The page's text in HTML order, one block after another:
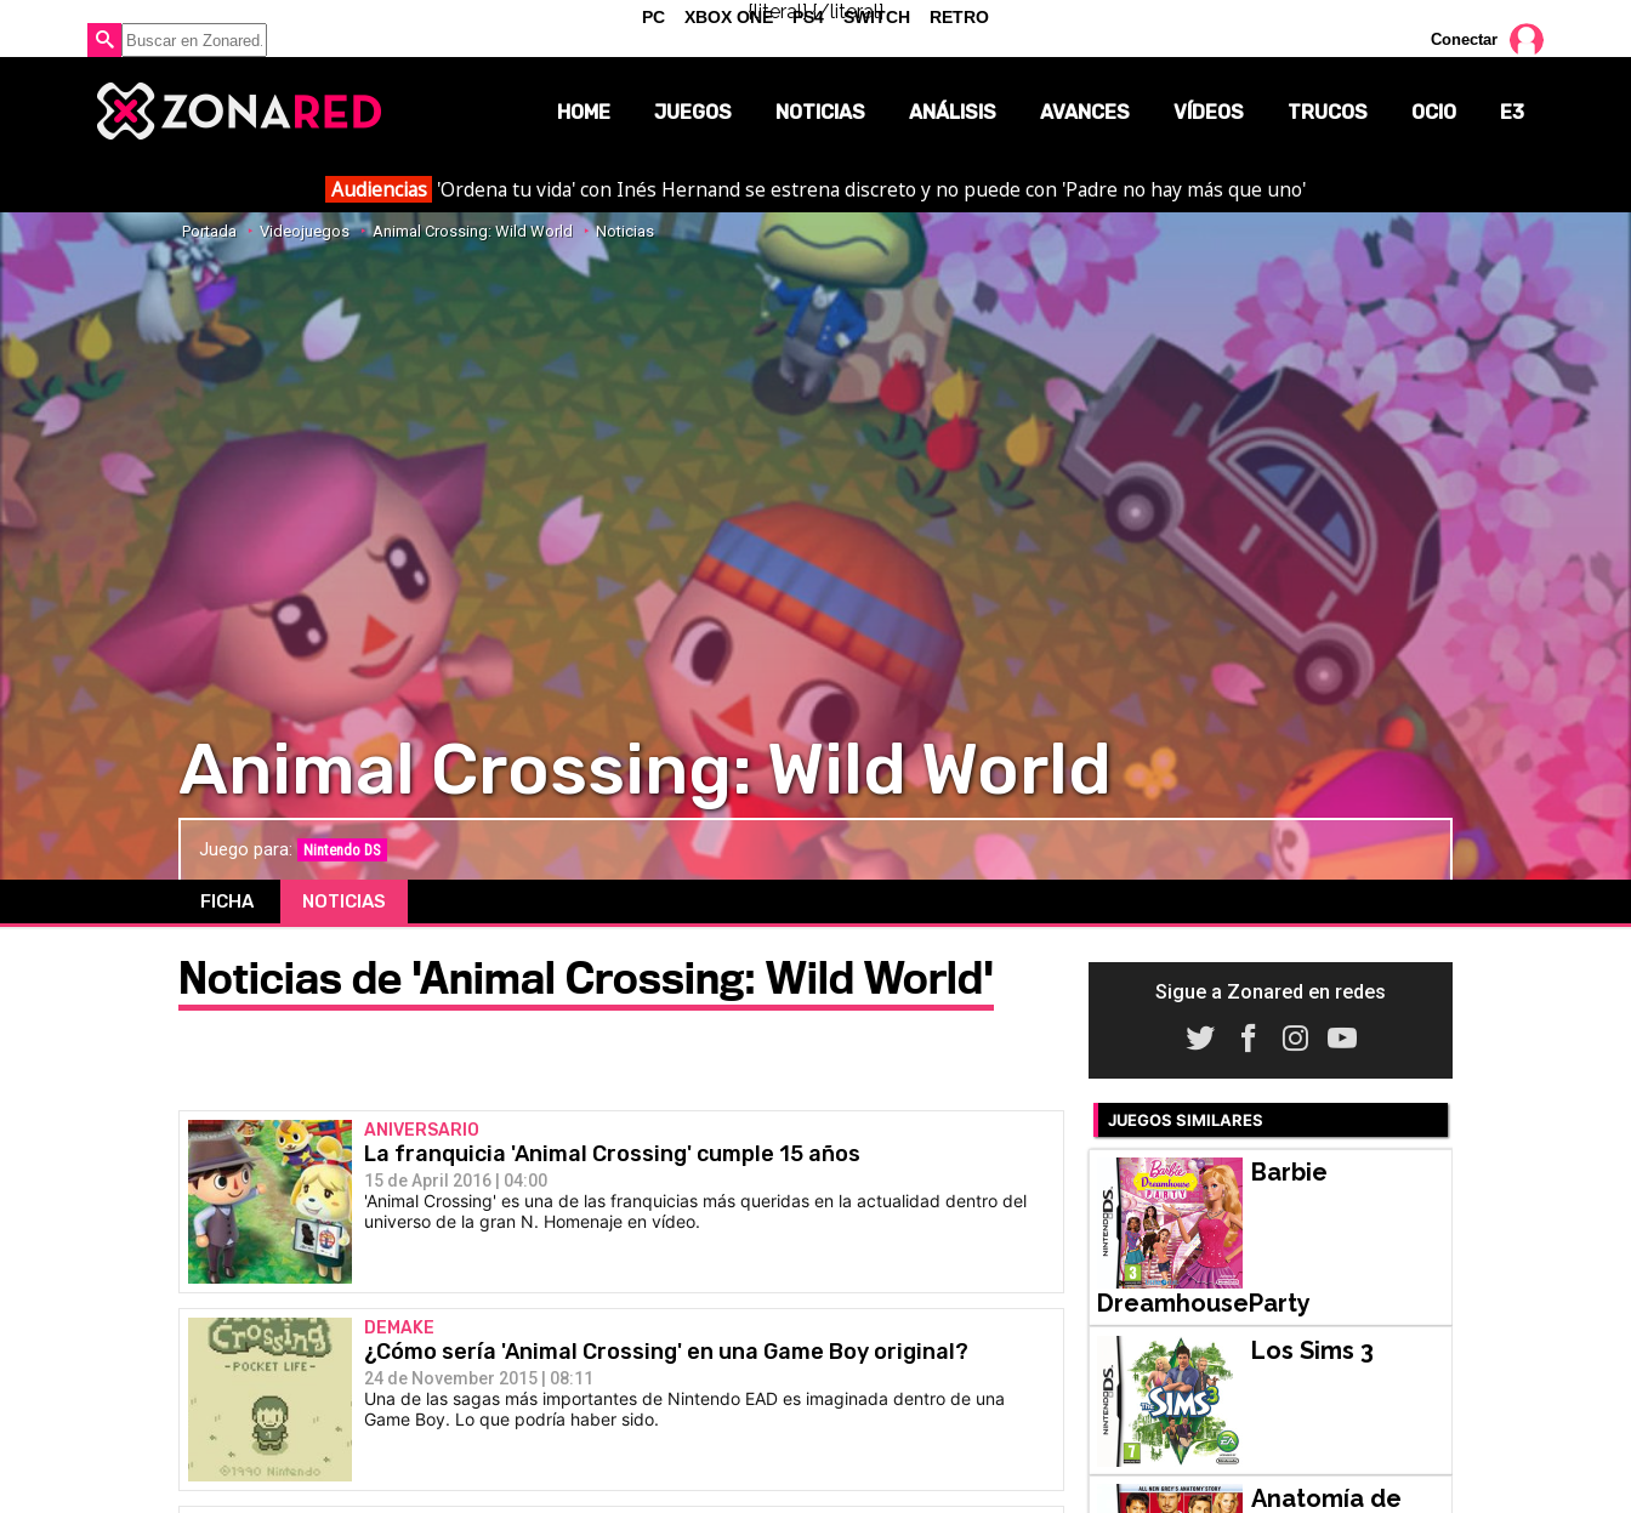
{literal}{/literal}
Conectar
HOME JUEGOS NOTICIAS
OPINIÓN
REPORTAJES
ANÁLISIS AVANCES VÍDEOS TRUCOS OCIO
TV
CÓMICS
MANGA
E3
Audiencias 'Ordena tu vida' con Inés Hernand se estrena discreto y no puede con 'Padre no hay más que uno'
Portada Videojuegos Animal Crossing: Wild World Noticias
Animal Crossing: Wild World
Juego para: Nintendo DS
FICHA NOTICIAS
Noticias de 'Animal Crossing: Wild World'
ANIVERSARIO
La franquicia 'Animal Crossing' cumple 15 años
15 de April 2016 | 04:00
'Animal Crossing' es una de las franquicias más queridas en la actualidad dentro del
universo de la gran N. Homenaje en vídeo.
DEMAKE
¿Cómo sería 'Animal Crossing' en una Game Boy original?
24 de November 2015 | 08:11
Una de las sagas más importantes de Nintendo EAD es imaginada dentro de una
Game Boy. Lo que podría haber sido.
Sigue a Zonared en redes
JUEGOS SIMILARES
Barbie
DreamhouseParty
Los Sims 3
Anatomía de
PC XBOX ONE PS4 SWITCH RETRO